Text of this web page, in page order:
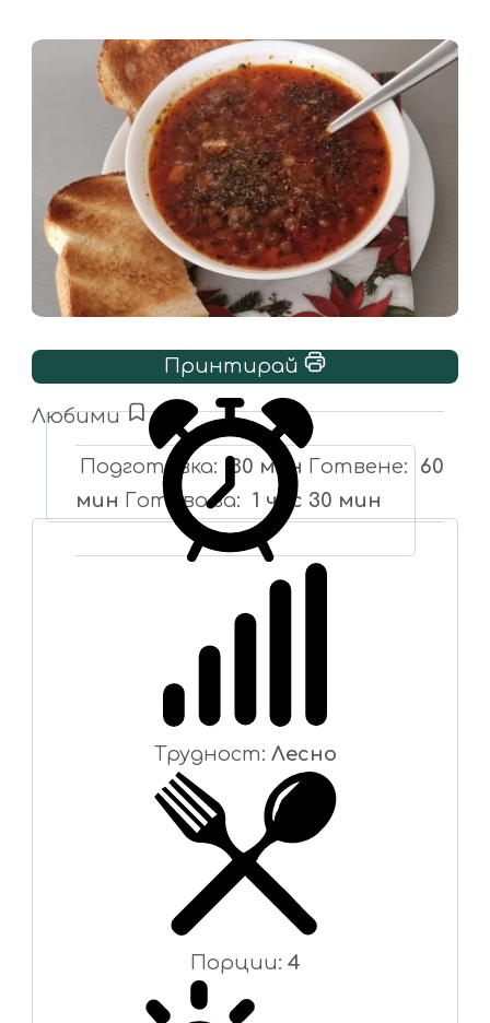
Принтирай
Любими
Подготовка 30 мин Готвене
60
мин Готово за 1 час 30 мин
Трудност: Лесно
Порции: 4